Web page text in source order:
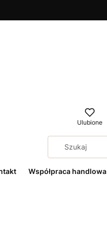
Ulubione
Współpraca handlowa